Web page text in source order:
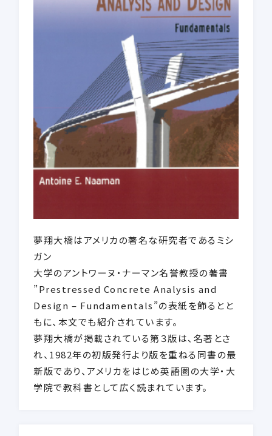
夢翔大橋はアメリカの著名な研究者であるミシ
ガン
大学のアントワーヌ・ナーマン名誉教授の著書
”Prestressed Concrete Analysis and
Design – Fundamentals”の表紙を飾るとと
もに、本文でも紹介されています。
夢翔大橋が掲載されている第３版は、名著とさ
れ、1982年の初版発行より版を重ねる同書の最
新版であり、アメリカをはじめ英語圏の大学・大
学院で教科書として広く読まれています。